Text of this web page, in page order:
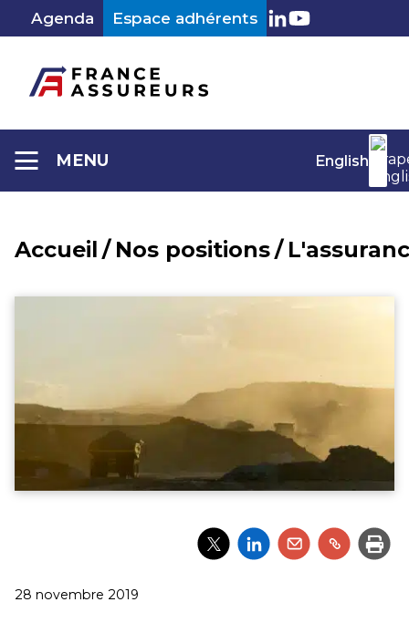
contenu
Agenda Espace adhérents LinkedIn
Youtube
MENU English
Accueil / Nos positions/
Partager
l'article
Partager
l'article
Partager
l'article
Partager
l'article
Publié
28 novembre 2019